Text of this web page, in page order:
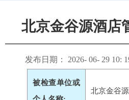
北京金谷源酒店
发布日期： 2026- 06- 29 10:
被检查单位或
北京金谷